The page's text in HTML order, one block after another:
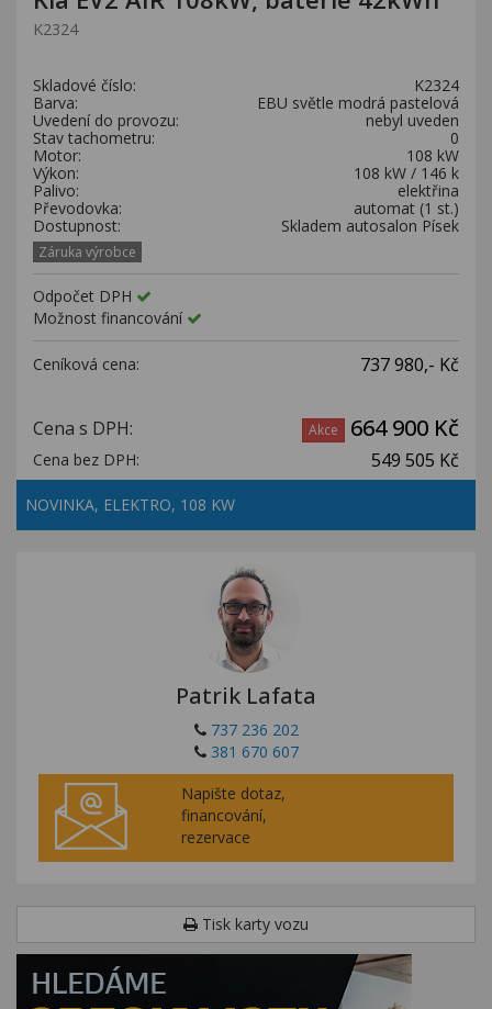
Kariéra
K2324
Skladové číslo:
K2324
Barva:
EBU světle modrá pastelová
Uvedení do provozu:
nebyl uveden
Stav tachometru:
0
Motor:
108 kW
Výkon:
108 kW / 146 k
Palivo:
elektřina
Převodovka:
automat (1 st.)
Dostupnost:
Skladem autosalon Písek
Záruka výrobce
Odpočet DPH
Možnost financování
Ceníková cena: 737 980,- Kč
Cena s DPH: Akce 664 900 Kč
Cena bez DPH: 549 505 Kč
NOVINKA, ELEKTRO, 108 KW
Patrik Lafata
737 236 202
381 670 607
Napište dotaz,
financování,
rezervace
Tisk karty vozu